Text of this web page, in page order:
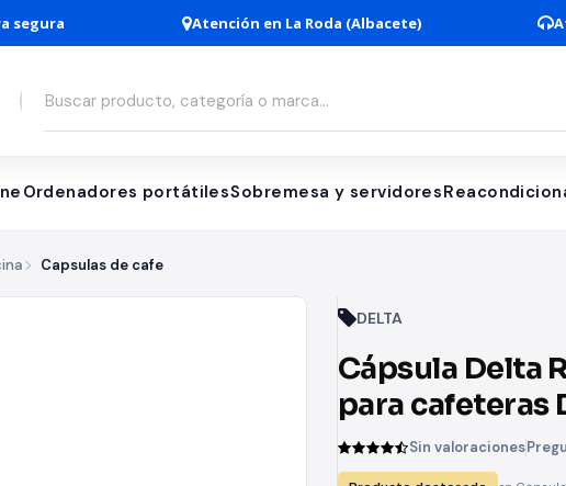
segura Atención en La Roda (Albacete)
Ordenadores portátilesSobremesa y servidores
Capsulas de cafe
DELTA
Cápsula Delta
para cafeteras
de 10Sin valoraciones